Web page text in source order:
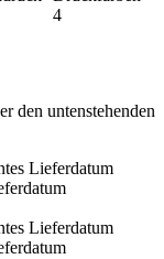
4
den untenstehenden
Lieferdatum
Lieferdatum